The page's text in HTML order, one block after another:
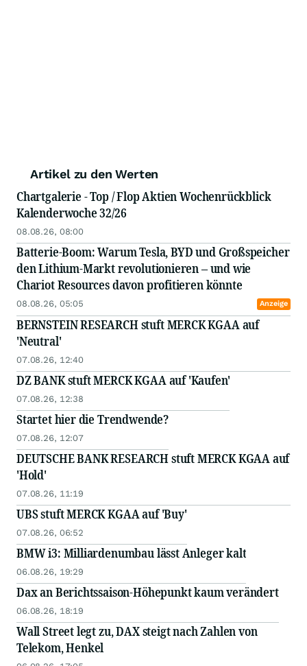
Artikel zu den Werten
Chartgalerie - Top / Flop Aktien Wochenrückblick
Kalenderwoche 32/26
08.08.26, 08:00
Batterie-Boom: Warum Tesla, BYD und Großspeicher
den Lithium-Markt revolutionieren – und wie
Chariot Resources davon profitieren könnte
08.08.26, 05:05 Anzeige
BERNSTEIN RESEARCH stuft MERCK KGAA auf
'Neutral'
07.08.26, 12:40
DZ BANK stuft MERCK KGAA auf 'Kaufen'
07.08.26, 12:38
Startet hier die Trendwende?
07.08.26, 12:07
DEUTSCHE BANK RESEARCH stuft MERCK KGAA auf
'Hold'
07.08.26, 11:19
UBS stuft MERCK KGAA auf 'Buy'
07.08.26, 06:52
BMW i3: Milliardenumbau lässt Anleger kalt
06.08.26, 19:29
Dax an Berichtssaison-Höhepunkt kaum verändert
06.08.26, 18:19
Wall Street legt zu, DAX steigt nach Zahlen von
Telekom, Henkel